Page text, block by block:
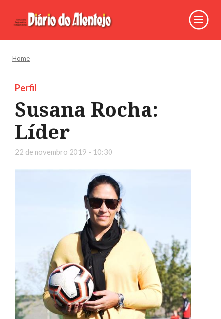
Home
Perfil
Susana Rocha:
Líder
22 de novembro 2019 - 10:30